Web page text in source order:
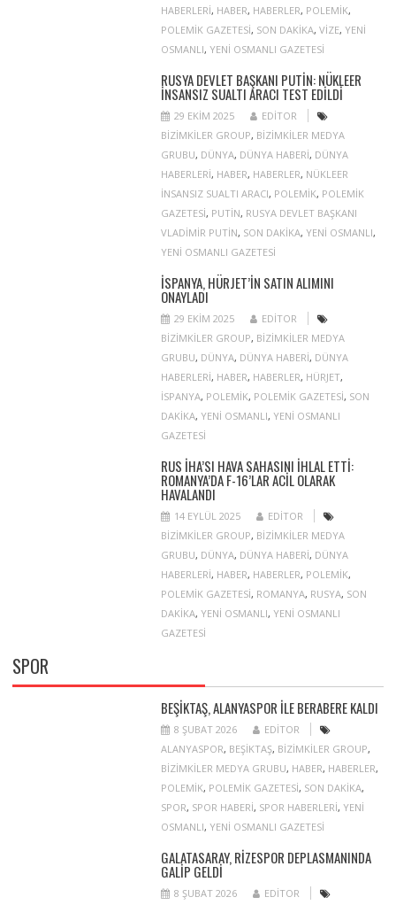
HABERLERI, HABER, HABERLER, POLEMIK,
POLEMIK GAZETESI, SON DAKIKA, VIZE, YENI
OSMANLI, YENI OSMANLI GAZETESI
RUSYA DEVLET BAŞKANI PUTIN: NÜKLEER
INSANSIZ SUALTI ARACI TEST EDILDI
29 EKIM 2025
EDITOR
BIZIMKILER GROUP, BIZIMKILER MEDYA
GRUBU, DÜNYA, DÜNYA HABERI, DÜNYA
HABERLERI, HABER, HABERLER, NÜKLEER
INSANSIZ SUALTI ARACI, POLEMIK, POLEMIK
GAZETESI, PUTIN, RUSYA DEVLET BAŞKANI
VLADIMIR PUTIN, SON DAKIKA, YENI OSMANLI,
YENI OSMANLI GAZETESI
İSPANYA, HÜRJET’IN SATIN ALIMINI
ONAYLADI
29 EKIM 2025
EDITOR
BIZIMKILER GROUP, BIZIMKILER MEDYA
GRUBU, DÜNYA, DÜNYA HABERI, DÜNYA
HABERLERI, HABER, HABERLER, HÜRJET,
ISPANYA, POLEMIK, POLEMIK GAZETESI, SON
DAKIKA, YENI OSMANLI, YENI OSMANLI
GAZETESI
RUS İHA’SI HAVA SAHASINI IHLAL ETTI:
ROMANYA’DA F-16’LAR ACIL OLARAK
HAVALANDI
14 EYLÜL 2025
EDITOR
BIZIMKILER GROUP, BIZIMKILER MEDYA
GRUBU, DÜNYA, DÜNYA HABERI, DÜNYA
HABERLERI, HABER, HABERLER, POLEMIK,
POLEMIK GAZETESI, ROMANYA, RUSYA, SON
DAKIKA, YENI OSMANLI, YENI OSMANLI
GAZETESI
SPOR
BEŞIKTAŞ, ALANYASPOR ILE BERABERE KALDI
8 ŞUBAT 2026
EDITOR
ALANYASPOR, BEŞIKTAŞ, BIZIMKILER GROUP,
BIZIMKILER MEDYA GRUBU, HABER, HABERLER,
POLEMIK, POLEMIK GAZETESI, SON DAKIKA,
SPOR, SPOR HABERI, SPOR HABERLERI, YENI
OSMANLI, YENI OSMANLI GAZETESI
GALATASARAY, RIZESPOR DEPLASMANINDA
GALIP GELDI
8 ŞUBAT 2026
EDITOR